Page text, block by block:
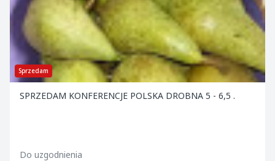
Sprzedam
SPRZEDAM KONFERENCJE POLSKA DROBNA 5 - 6,5 .
Do uzgodnienia